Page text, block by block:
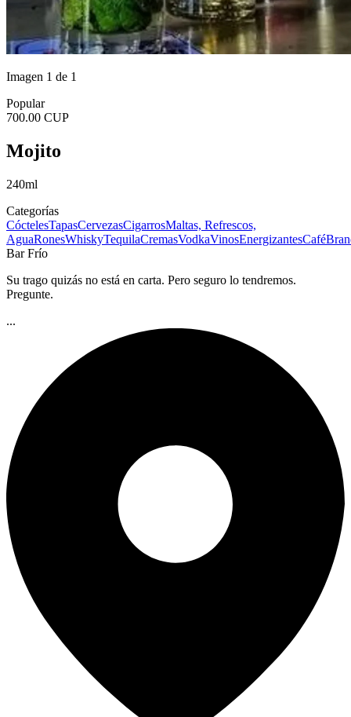
Imagen 1 de 1
Popular
700.00 CUP
Mojito
240ml
Categorías
CóctelesTapasCervezasCigarrosMaltas, Refrescos,
AguaRonesWhiskyTequilaCremasVodkaVinosEnergizantesCafé
Bar Frío
Su trago quizás no está en carta. Pero seguro lo tendremos.
Pregunte.
...